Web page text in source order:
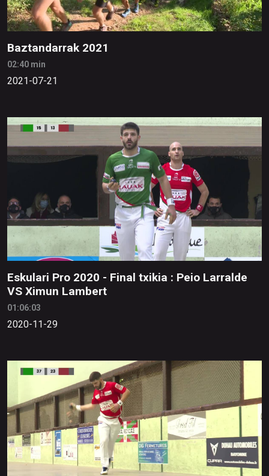
Baztandarrak 2021
02:40 min
2021-07-21
Eskulari Pro 2020 - Final txikia : Peio Larralde
VS Ximun Lambert
01:06:03
2020-11-29